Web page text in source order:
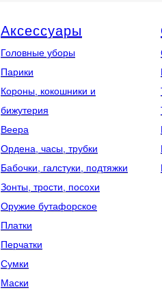
Аксессуары
Головные уборы
Парики
Короны, кокошники и
бижутерия
Веера
Ордена, часы, трубки
Бабочки, галстуки, подтяжки
Зонты, трости, посохи
Оружие бутафорское
Платки
Перчатки
Сумки
Маски